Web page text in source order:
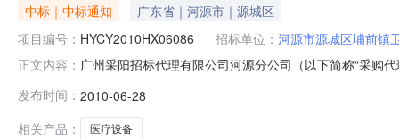
中标｜中标通知
广东省｜河源市｜源城区
项目编号： HYCY2010HX06086 招标单位： 河源市源城区埔前镇
正文内容： 广州采阳招标代理有限公司河源分公司（以下简称“采购
期：1.项目内容：医疗设备2.用途：医疗用3.数量：一批
组成员名
发布时间： 2010-06-28
相关产品：
医疗设备